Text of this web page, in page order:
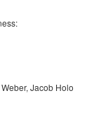
Jacob Holo